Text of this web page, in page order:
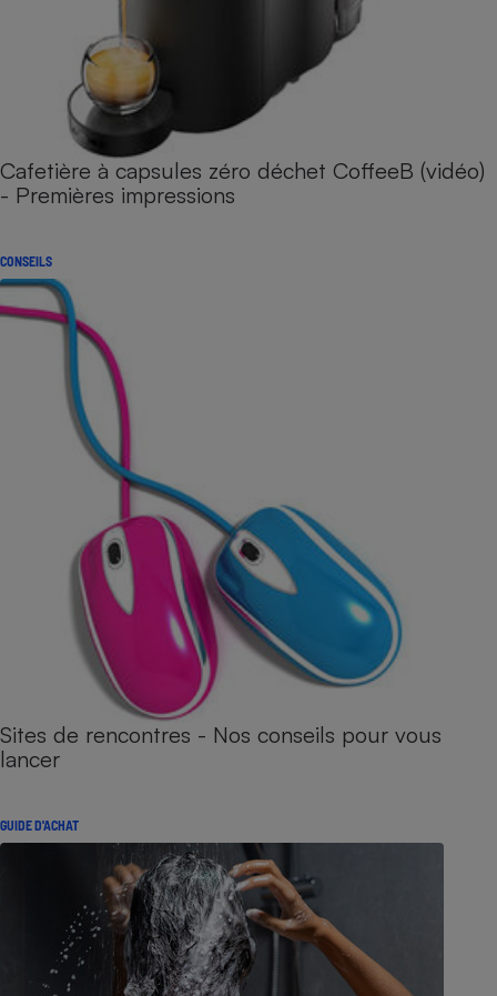
Cafetière à capsules zéro déchet CoffeeB (vidéo)
- Premières impressions
CONSEILS
Sites de rencontres - Nos conseils pour vous
lancer
GUIDE D'ACHAT